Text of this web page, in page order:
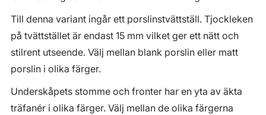
Till denna variant ingår ett porslinstvättställ. Tjockleken
på tvättstället är endast 15 mm vilket ger ett nätt och
stilrent utseende. Välj mellan blank porslin eller matt
porslin i olika färger.
Underskåpets stomme och fronter har en yta av äkta
träfanér i olika färger. Välj mellan de olika färgerna